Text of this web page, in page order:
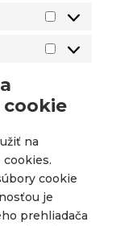
Štatistiky
Marketing
na
cookie
je
prehliadača